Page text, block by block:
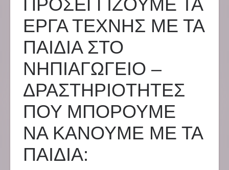
ΠΡΟΣΕΓΓΙΖΟΥΜΕ ΤΑ
ΕΡΓΑ ΤΕΧΝΗΣ ΜΕ ΤΑ
ΠΑΙΔΙΑ ΣΤΟ
ΝΗΠΙΑΓΩΓΕΙΟ –
ΔΡΑΣΤΗΡΙΟΤΗΤΕΣ
ΠΟΥ ΜΠΟΡΟΥΜΕ
ΝΑ ΚΑΝΟΥΜΕ ΜΕ ΤΑ
ΠΑΙΔΙΑ: